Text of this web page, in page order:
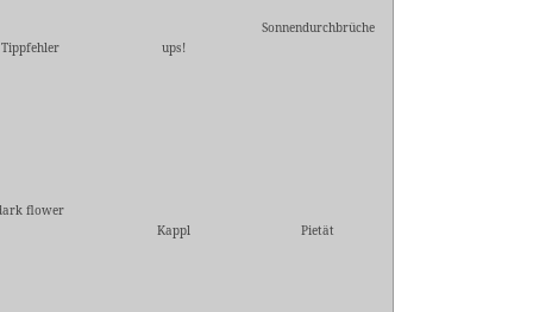
Tippfehler ups!
Sonnendurchbrüche
flower
Kappl
Pietät